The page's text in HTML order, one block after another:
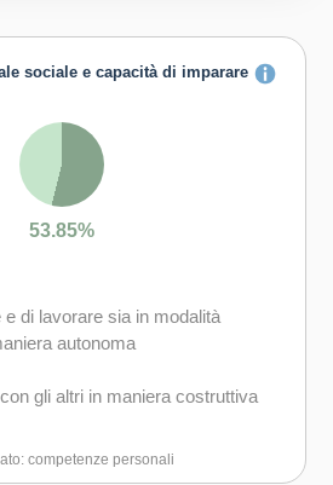
sociale e capacità di imparare
53.85%
di lavorare sia in modalità
autonoma
gli altri in maniera costruttiva
costruttivamente in ambienti
competenze personali